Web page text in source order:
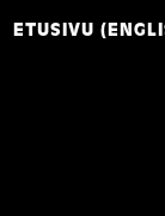
ETUSIVU